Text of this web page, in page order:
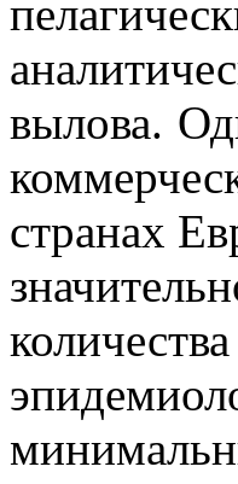
вылова.
странах